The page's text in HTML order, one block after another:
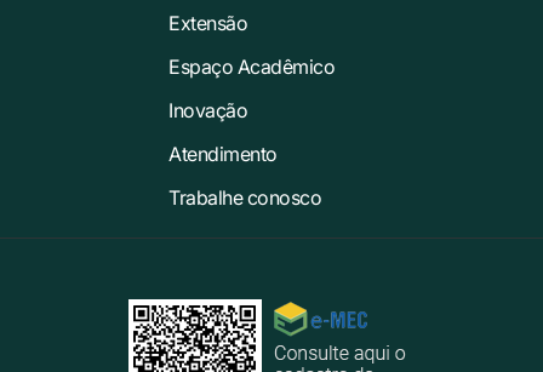
Extensão
Espaço Acadêmico
Inovação
Atendimento
Trabalhe conosco